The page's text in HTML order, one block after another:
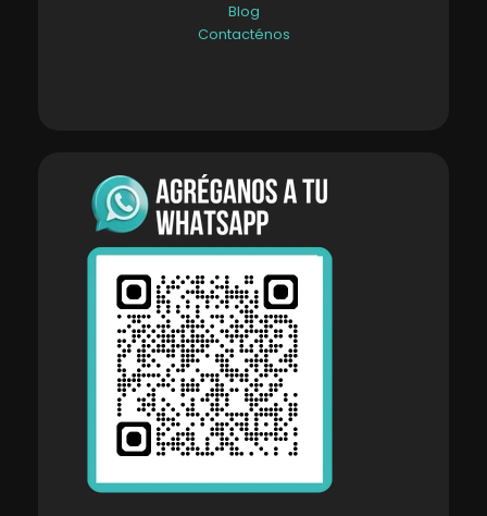
Blog
Contacténos